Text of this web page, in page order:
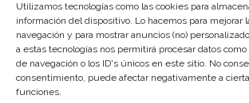
Utilizamos tecnologías como las cookies para
información del dispositivo. Lo hacemos para mejorar
navegación y para mostrar anuncios (no)
a estas tecnologías nos permitirá procesar datos
de navegación o los ID's únicos en este sitio. No
consentimiento, puede afectar negativamente a
funciones.
El artista italiano, a menudo
volátil y apasionado, encontraba
forma de canalizar sus